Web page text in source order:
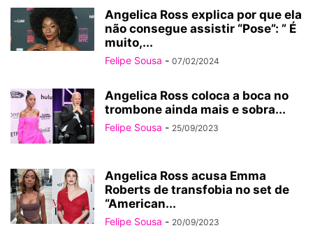
Angelica Ross explica por que ela
não consegue assistir “Pose”: ” É
muito,...
Felipe Sousa - 07/02/2024
Angelica Ross coloca a boca no
trombone ainda mais e sobra...
Felipe Sousa - 25/09/2023
Angelica Ross acusa Emma
Roberts de transfobia no set de
“American...
Felipe Sousa - 20/09/2023